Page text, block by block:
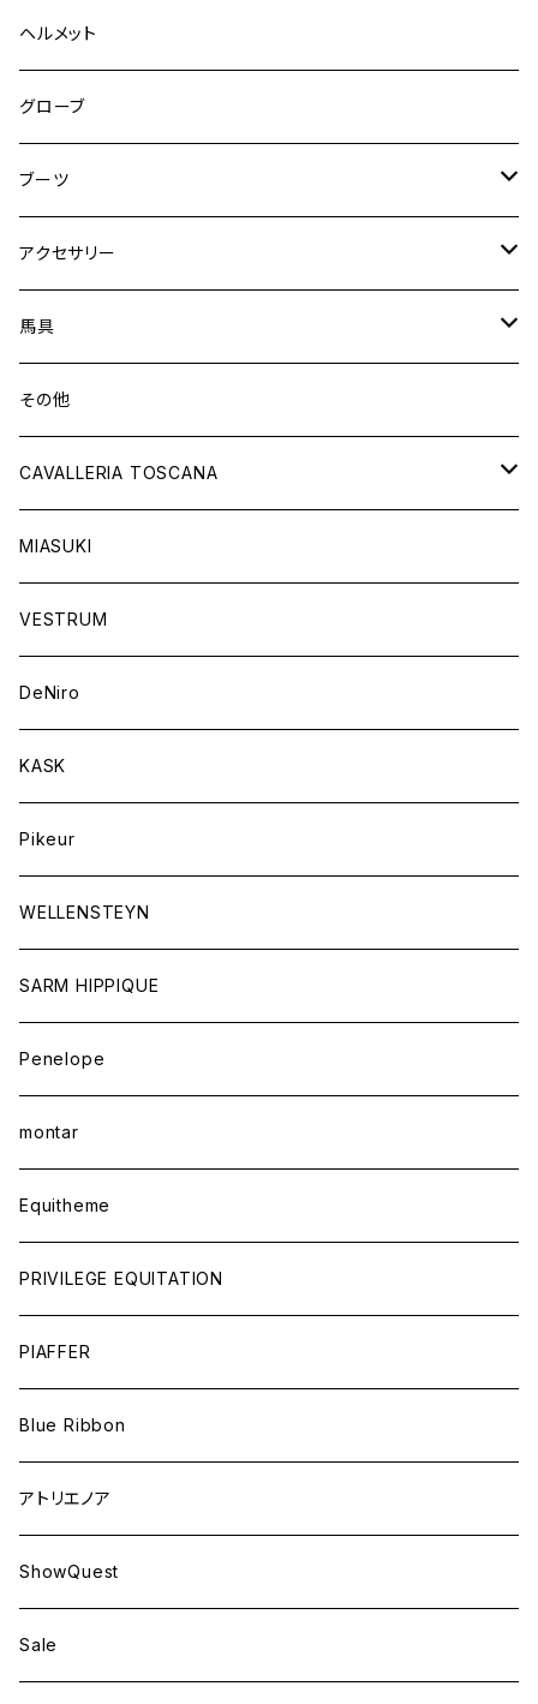
フルグリップ
ニーグリップ
シャツ
ウェア
アウター
シャツ
キュロット
フルグリップ
ニーグリップ
シャツ
ウェア
アウター
シャツ
キュロット
ウエア
ヘルメット
グローブ
ブーツ
ロングブーツ（既製品）
オーダーロングブーツ
ショートブーツ
チャップス
アクセサリー
ベルト
グローブ
ソックス
キャップ
アスコットタイ
バッグ
ネクタイ
スカーフ
ジュエリー
馬具
サドルパッド
イヤーネット
バンデージ
ラグ
その他
CAVALLERIA TOSCANA
レディス
競技用ジャケット
キュロット
メンズ
競技用ジャケット
キュロット
MIASUKI
VESTRUM
DeNiro
KASK
Pikeur
WELLENSTEYN
SARM HIPPIQUE
Penelope
montar
Equitheme
PRIVILEGE EQUITATION
PIAFFER
Blue Ribbon
アトリエノア
ShowQuest
Sale